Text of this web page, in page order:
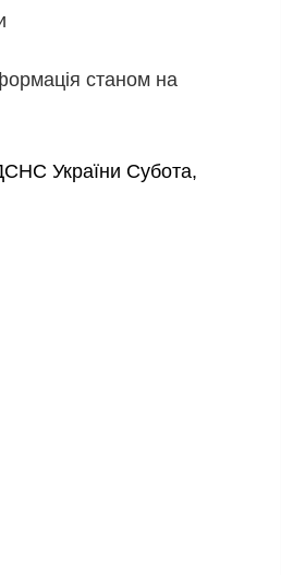
станом на
України Субота,